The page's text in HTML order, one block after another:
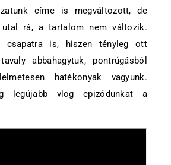
címe is megváltozott, de
rá, a tartalom nem változik.
csapatra is, hiszen tényleg ott
abbahagytuk, pontrúgásból
hatékonyak vagyunk.
legújabb vlog epizódunkat a